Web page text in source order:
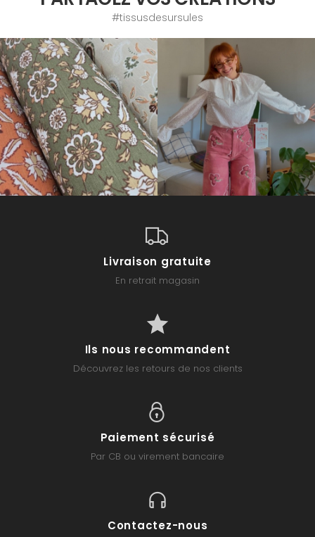
#tissusdesursules
Livraison gratuite
En retrait magasin
Ils nous recommandent
Découvrez les retours de nos clients
Paiement sécurisé
Par CB ou virement bancaire
Contactez-nous